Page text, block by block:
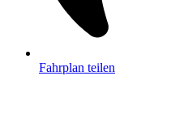
Fahrplan teilen